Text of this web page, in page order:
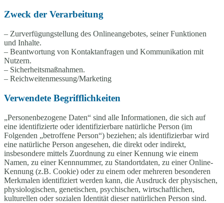
Zweck der Verarbeitung
– Zurverfügungstellung des Onlineangebotes, seiner Funktionen
und Inhalte.
– Beantwortung von Kontaktanfragen und Kommunikation mit
Nutzern.
– Sicherheitsmaßnahmen.
– Reichweitenmessung/Marketing
Verwendete Begrifflichkeiten
„Personenbezogene Daten“ sind alle Informationen, die sich auf
eine identifizierte oder identifizierbare natürliche Person (im
Folgenden „betroffene Person“) beziehen; als identifizierbar wird
eine natürliche Person angesehen, die direkt oder indirekt,
insbesondere mittels Zuordnung zu einer Kennung wie einem
Namen, zu einer Kennnummer, zu Standortdaten, zu einer Online-
Kennung (z.B. Cookie) oder zu einem oder mehreren besonderen
Merkmalen identifiziert werden kann, die Ausdruck der physischen,
physiologischen, genetischen, psychischen, wirtschaftlichen,
kulturellen oder sozialen Identität dieser natürlichen Person sind.